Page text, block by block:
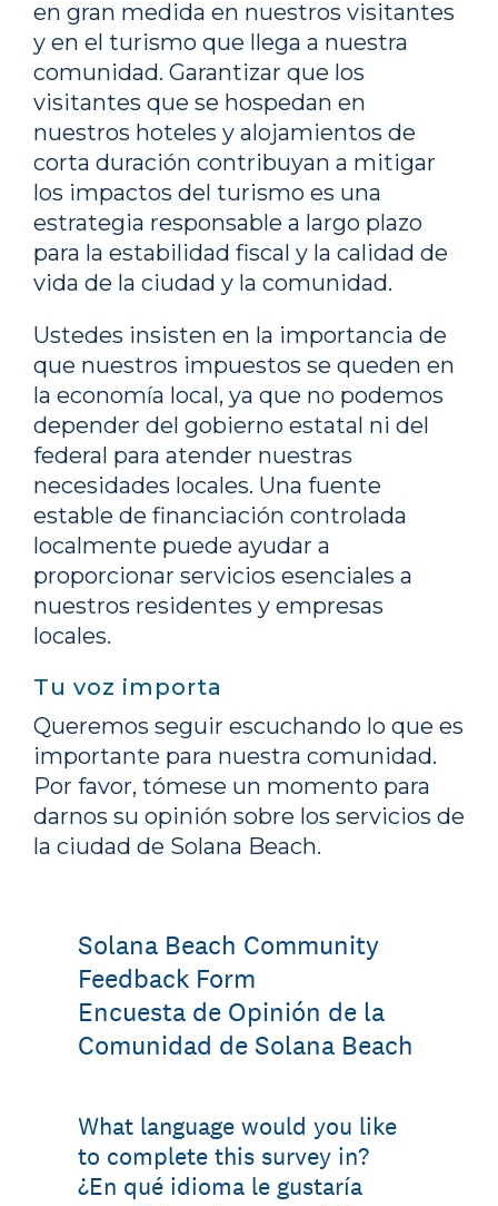
en gran medida en nuestros visitantes
y en el turismo que llega a nuestra
comunidad. Garantizar que los
visitantes que se hospedan en
nuestros hoteles y alojamientos de
corta duración contribuyan a mitigar
los impactos del turismo es una
estrategia responsable a largo plazo
para la estabilidad fiscal y la calidad de
vida de la ciudad y la comunidad.
Ustedes insisten en la importancia de
que nuestros impuestos se queden en
la economía local, ya que no podemos
depender del gobierno estatal ni del
federal para atender nuestras
necesidades locales. Una fuente
estable de financiación controlada
localmente puede ayudar a
proporcionar servicios esenciales a
nuestros residentes y empresas
locales.
Tu voz importa
Queremos seguir escuchando lo que es
importante para nuestra comunidad.
Por favor, tómese un momento para
darnos su opinión sobre los servicios de
la ciudad de Solana Beach.